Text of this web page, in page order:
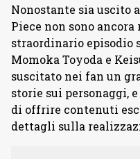
Nonostante sia uscito
Piece non sono
straordinario episodio
Momoka Toyoda e
suscitato nei fan un
storie sui personaggi,
di offrire contenuti
dettagli sulla